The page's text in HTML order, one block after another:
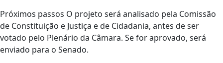
Próximos passos O projeto será analisado pela Comissão
de Constituição e Justiça e de Cidadania, antes de ser
votado pelo Plenário da Câmara. Se for aprovado, será
enviado para o Senado.